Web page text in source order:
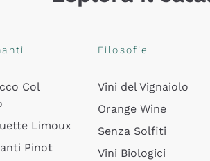
Col
Limoux
Pinot
Filosofie
Vini del Vignaiolo
Orange Wine
Senza Solfiti
Vini Biologici